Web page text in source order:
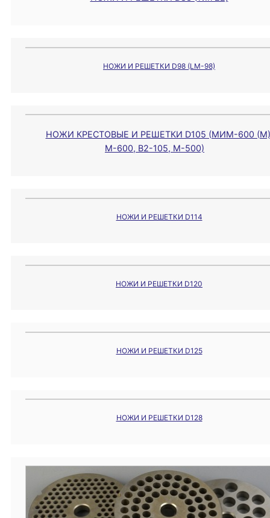
НОЖИ И РЕШЕТКИ D98 (LM-98)
НОЖИ КРЕСТОВЫЕ И РЕШЕТКИ D105 (МИМ-600
М-600, В2-105, М-500)
НОЖИ И РЕШЕТКИ D114
НОЖИ И РЕШЕТКИ D120
НОЖИ И РЕШЕТКИ D125
НОЖИ И РЕШЕТКИ D128